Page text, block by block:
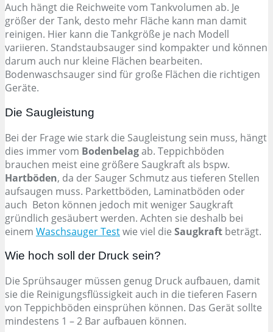
Auch hängt die Reichweite vom Tankvolumen ab. Je
größer der Tank, desto mehr Fläche kann man damit
reinigen. Hier kann die Tankgröße je nach Modell
variieren. Standstaubsauger sind kompakter und können
darum auch nur kleine Flächen bearbeiten.
Bodenwaschsauger sind für große Flächen die richtigen
Geräte.
Die Saugleistung
Bei der Frage wie stark die Saugleistung sein muss, hängt
dies immer vom Bodenbelagab. Teppichböden
brauchen meist eine größere Saugkraft als bspw.
Hartböden, da der Sauger Schmutz aus tieferen Stellen
aufsaugen muss. Parkettböden, Laminatböden oder
auch Beton können jedoch mit weniger Saugkraft
gründlich gesäubert werden. Achten sie deshalb bei
einem Waschsauger Testwie viel die Saugkraft beträgt.
Wie hoch soll der Druck sein?
Die Sprühsauger müssen genug Druck aufbauen, damit
sie die Reinigungsflüssigkeit auch in die tieferen Fasern
von Teppichböden einsprühen können. Das Gerät sollte
mindestens 1 – 2 Bar aufbauen können.